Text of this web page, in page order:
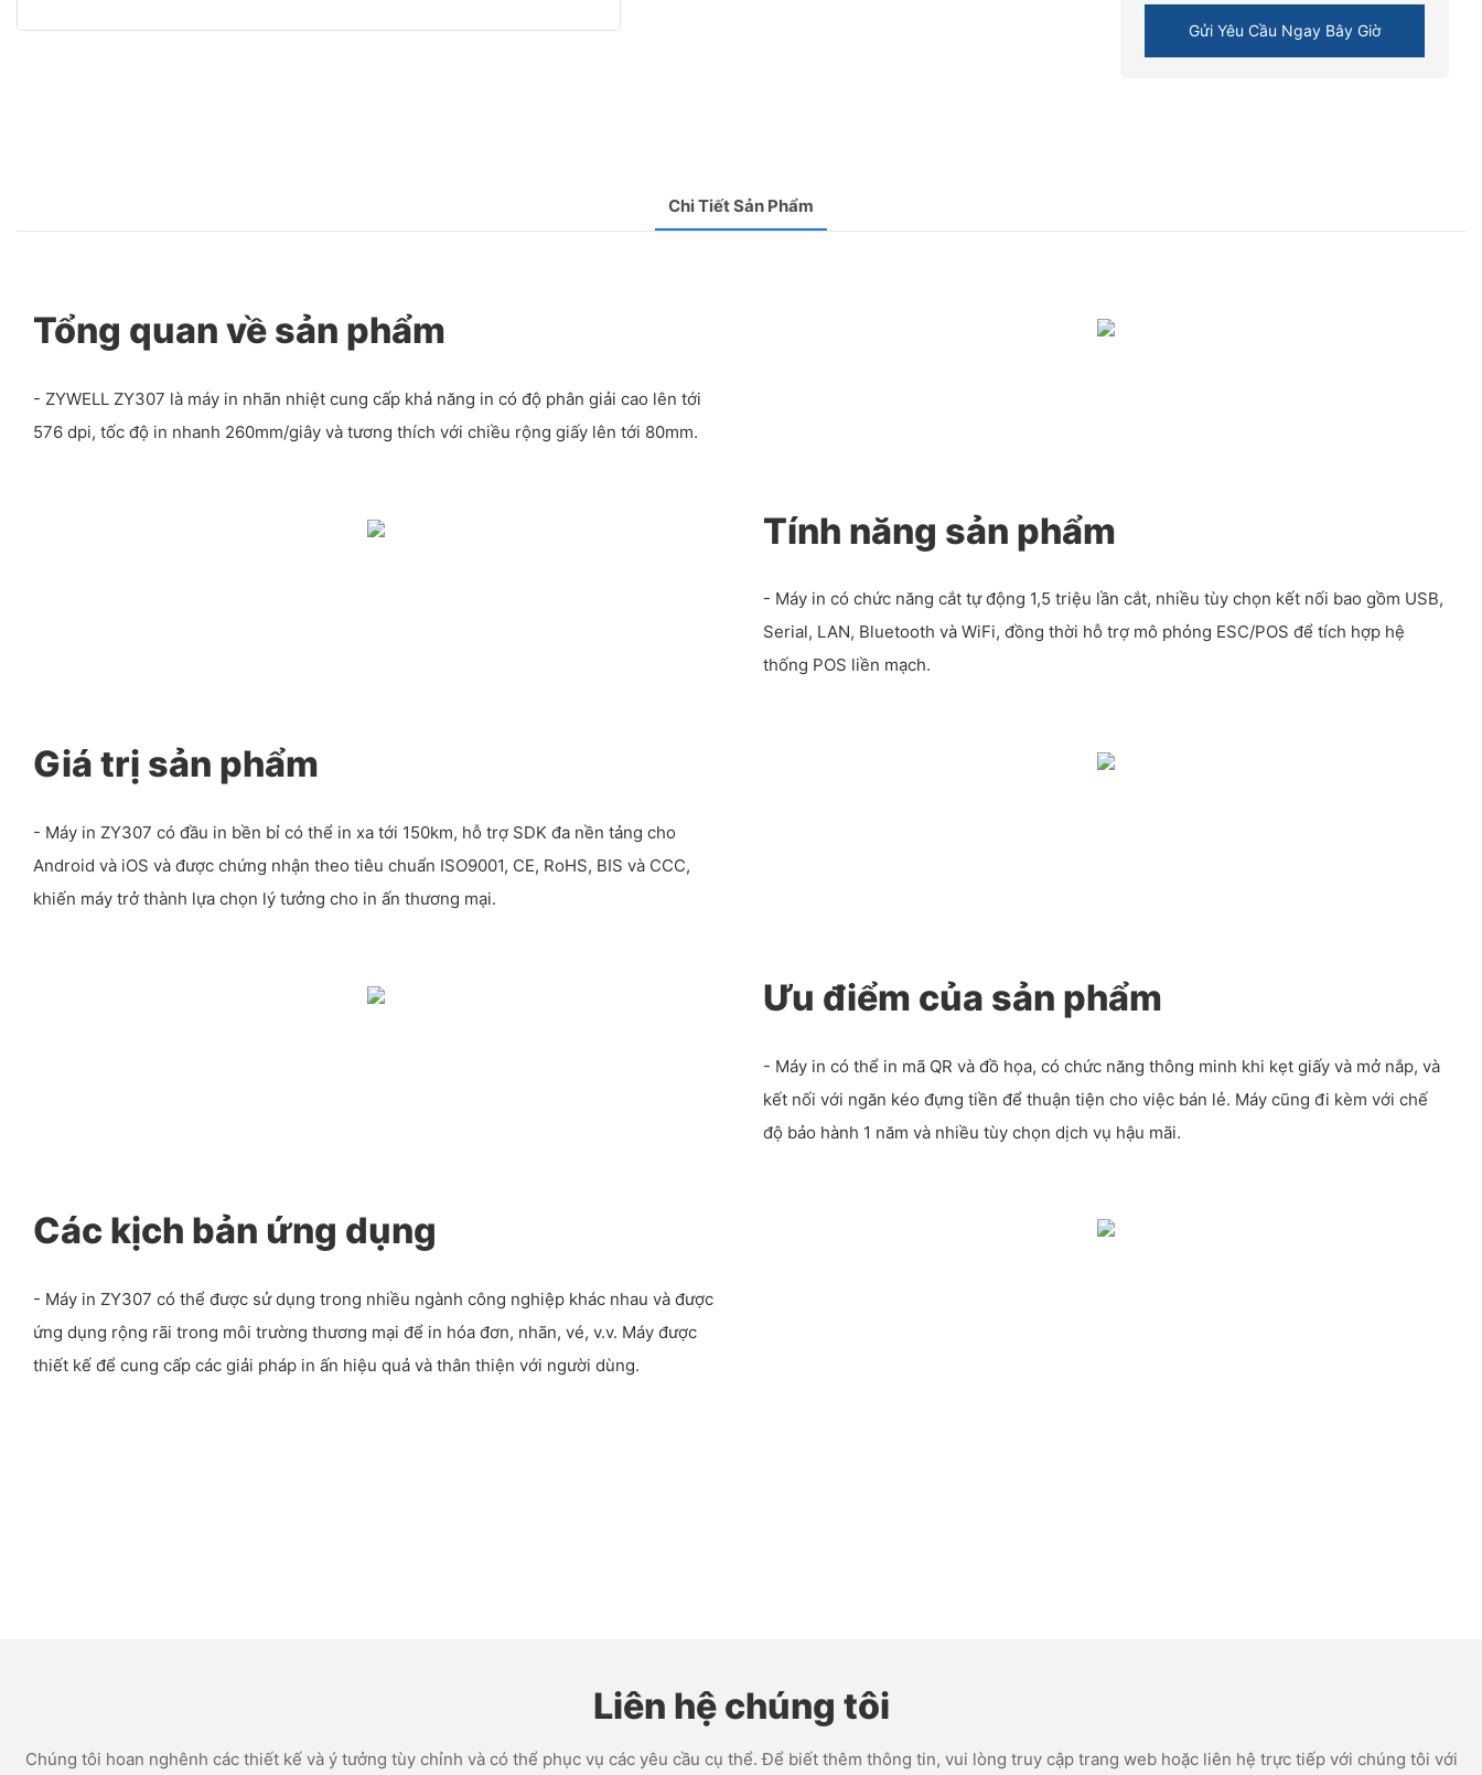
Gửi Yêu Cầu Ngay Bây Giờ
Chi Tiết Sản Phẩm
Tổng quan về sản phẩm
- ZYWELL ZY307 là máy in nhãn nhiệt cung cấp khả năng in có độ phân giải cao lên tới
576 dpi, tốc độ in nhanh 260mm/giây và tương thích với chiều rộng giấy lên tới 80mm.
Tính năng sản phẩm
- Máy in có chức năng cắt tự động 1,5 triệu lần cắt, nhiều tùy chọn kết nối bao gồm USB,
Serial, LAN, Bluetooth và WiFi, đồng thời hỗ trợ mô phỏng ESC/POS để tích hợp hệ
thống POS liền mạch.
Giá trị sản phẩm
- Máy in ZY307 có đầu in bền bỉ có thể in xa tới 150km, hỗ trợ SDK đa nền tảng cho
Android và iOS và được chứng nhận theo tiêu chuẩn ISO9001, CE, RoHS, BIS và CCC,
khiến máy trở thành lựa chọn lý tưởng cho in ấn thương mại.
Ưu điểm của sản phẩm
- Máy in có thể in mã QR và đồ họa, có chức năng thông minh khi kẹt giấy và mở nắp, và
kết nối với ngăn kéo đựng tiền để thuận tiện cho việc bán lẻ. Máy cũng đi kèm với chế
độ bảo hành 1 năm và nhiều tùy chọn dịch vụ hậu mãi.
Các kịch bản ứng dụng
- Máy in ZY307 có thể được sử dụng trong nhiều ngành công nghiệp khác nhau và được
ứng dụng rộng rãi trong môi trường thương mại để in hóa đơn, nhãn, vé, v.v. Máy được
thiết kế để cung cấp các giải pháp in ấn hiệu quả và thân thiện với người dùng.
Liên hệ chúng tôi
Chúng tôi hoan nghênh các thiết kế và ý tưởng tùy chỉnh và có thể phục vụ các yêu cầu cụ thể. Để biết thêm thông tin, vui lòng truy cập trang web hoặc liên hệ trực tiếp với chúng tôi với